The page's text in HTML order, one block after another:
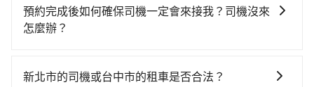
後約花35分鐘、車費900元後，抵達萬里古早風味甕仔
雞 (台中市沙鹿區) 的目的地。全程加上轉車時間共2小時
每人平均花費約1,530元，費時2小時8分鐘。選擇搭乘高
$115~205承租小轎車，每公里再額外加收$3.2，從新北
市（平溪區）到萬里古早風味甕仔雞的花費預估為
時40元路邊停車費用預估進去，但額外的汽車保險與可
灣大車隊、Uber、Line Taxi、Yoxi等。依照里程跳錶計
算，價格約為4,565~5,500元間，但如改預約tripool可
擇。
預約完成後如何確保司機一定會來接我？司機沒來
怎麼辦？
派車。在出發前一天晚上八點時，會透過電子郵件與簡
新北市的司機或台中市的租車是否合法？